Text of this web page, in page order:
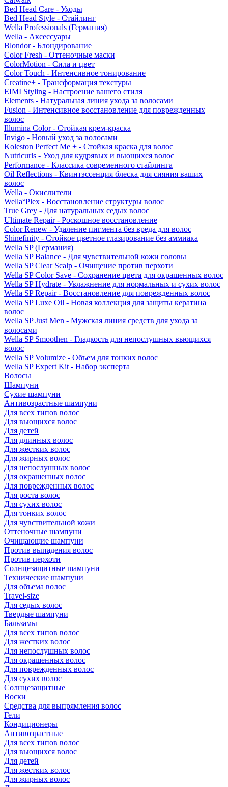
Bed Head Care - Уходы
Bed Head Style - Стайлинг
Wella Professionals (Германия)
Wella - Аксессуары
Blondor - Блондирование
Color Fresh - Оттеночные маски
ColorMotion - Сила и цвет
Color Touch - Интенсивное тонирование
Creatine+ - Трансформация текстуры
EIMI Styling - Настроение вашего стиля
Elements - Натуральная линия ухода за волосами
Fusion - Интенсивное восстановление для поврежденных
волос
Illumina Color - Стойкая крем-краска
Invigo - Новый уход за волосами
Koleston Perfect Me + - Стойкая краска для волос
Nutricurls - Уход для кудрявых и вьющихся волос
Performance - Классика современного стайлинга
Oil Reflections - Квинтэссенция блеска для сияния ваших
волос
Wella - Окислители
Wella°Plex - Восстановление структуры волос
True Grey - Для натуральных седых волос
Ultimate Repair - Роскошное восстановление
Color Renew - Удаление пигмента без вреда для волос
Shinefinity - Стойкое цветное глазирование без аммиака
Wella SP (Германия)
Wella SP Balance - Для чувствительной кожи головы
Wella SP Clear Scalp - Очищение против перхоти
Wella SP Color Save - Сохранение цвета для окрашенных волос
Wella SP Hydrate - Увлажнение для нормальных и сухих волос
Wella SP Repair - Восстановление для поврежденных волос
Wella SP Luxe Oil - Новая коллекция для защиты кератина
волос
Wella SP Just Men - Мужская линия средств для ухода за
волосами
Wella SP Smoothen - Гладкость для непослушных вьющихся
волос
Wella SP Volumize - Объем для тонких волос
Wella SP Expert Kit - Набор эксперта
Волосы
Шампуни
Сухие шампуни
Антивозрастные шампуни
Для всех типов волос
Для вьющихся волос
Для детей
Для длинных волос
Для жестких волос
Для жирных волос
Для непослушных волос
Для окрашенных волос
Для поврежденных волос
Для роста волос
Для сухих волос
Для тонких волос
Для чувствительной кожи
Оттеночные шампуни
Очищающие шампуни
Против выпадения волос
Против перхоти
Солнцезащитные шампуни
Технические шампуни
Для объема волос
Travel-size
Для седых волос
Твердые шампуни
Бальзамы
Для всех типов волос
Для жестких волос
Для непослушных волос
Для окрашенных волос
Для поврежденных волос
Для сухих волос
Солнцезащитные
Воски
Средства для выпрямления волос
Гели
Кондиционеры
Антивозрастные
Для всех типов волос
Для вьющихся волос
Для детей
Для жестких волос
Для жирных волос